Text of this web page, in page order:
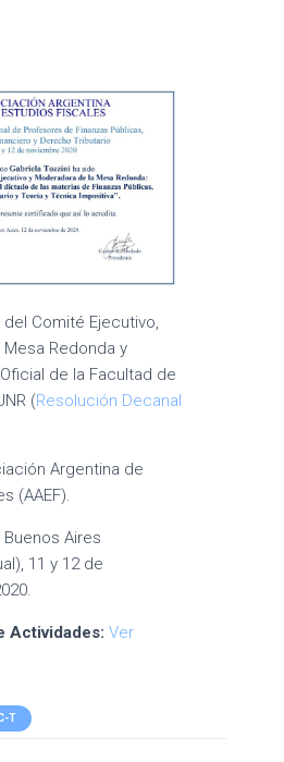
Comité Ejecutivo,
Redonda y
de la Facultad de
(Resolución Decanal
Argentina de
(AAEF).
Buenos Aires
11 y 12 de
Actividades: Ver
T